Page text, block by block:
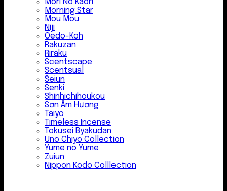
Morning Star
Mou Mou
Niji
Oedo-Koh
Rakuzan
Riraku
Scentscape
Scentsual
Seiun
Senki
Shinhichihoukou
Sơn Âm Hương
Taiyo
Timeless Incense
Tokusei Byakudan
Uno Chiyo Collection
Yume no Yume
Zuiun
Nippon Kodo Colllection